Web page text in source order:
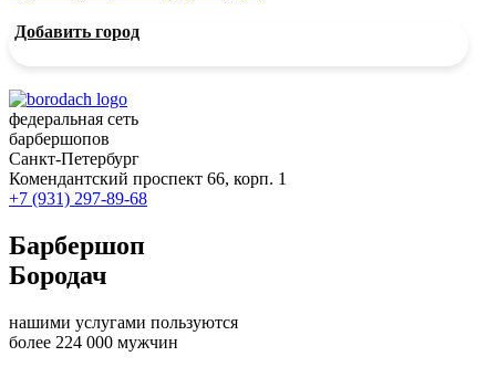
Добавить город
федеральная сеть
барбершопов
Санкт-Петербург
Комендантский проспект 66, корп. 1
+7 (931) 297-89-68
Барбершоп
Бородач
нашими услугами пользуются
более 224 000 мужчин